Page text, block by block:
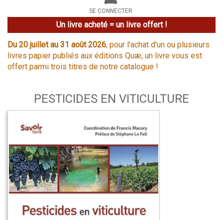
site
SE CONNECTER
Un livre acheté = un livre offert !
Du 20 juillet au 31 août 2026, pour l'achat d'un ou plusieurs
livres papier publiés aux éditions Quæ, un livre vous est
offert parmi trois titres de notre catalogue !
PESTICIDES EN VITICULTURE